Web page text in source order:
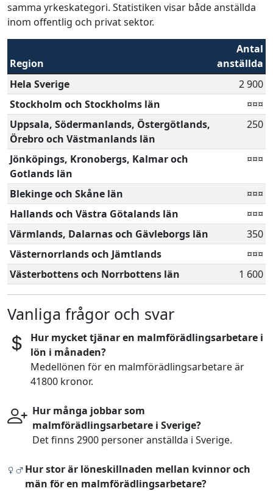
samma yrkeskategori. Statistiken visar både anställda
inom offentlig och privat sektor.
Region
Antal
anställda
Hela Sverige
2 900
Stockholm och Stockholms län
¤¤¤
Uppsala, Södermanlands, Östergötlands,
Örebro och Västmanlands län
250
Jönköpings, Kronobergs, Kalmar och
Gotlands län
¤¤¤
Blekinge och Skåne län
¤¤¤
Hallands och Västra Götalands län
¤¤¤
Värmlands, Dalarnas och Gävleborgs län
350
Västernorrlands och Jämtlands
¤¤¤
Västerbottens och Norrbottens län
1 600
Vanliga frågor och svar
Hur mycket tjänar en malmförädlingsarbetare i
lön i månaden?
Medellönen för en malmförädlingsarbetare är
41800 kronor.
Hur många jobbar som
malmförädlingsarbetare i Sverige?
Det finns 2900 personer anställda i Sverige.
Hur stor är löneskillnaden mellan kvinnor och
män för en malmförädlingsarbetare?